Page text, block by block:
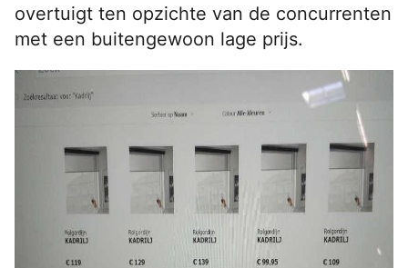
overtuigt ten opzichte van de concurrenten
met een buitengewoon lage prijs.